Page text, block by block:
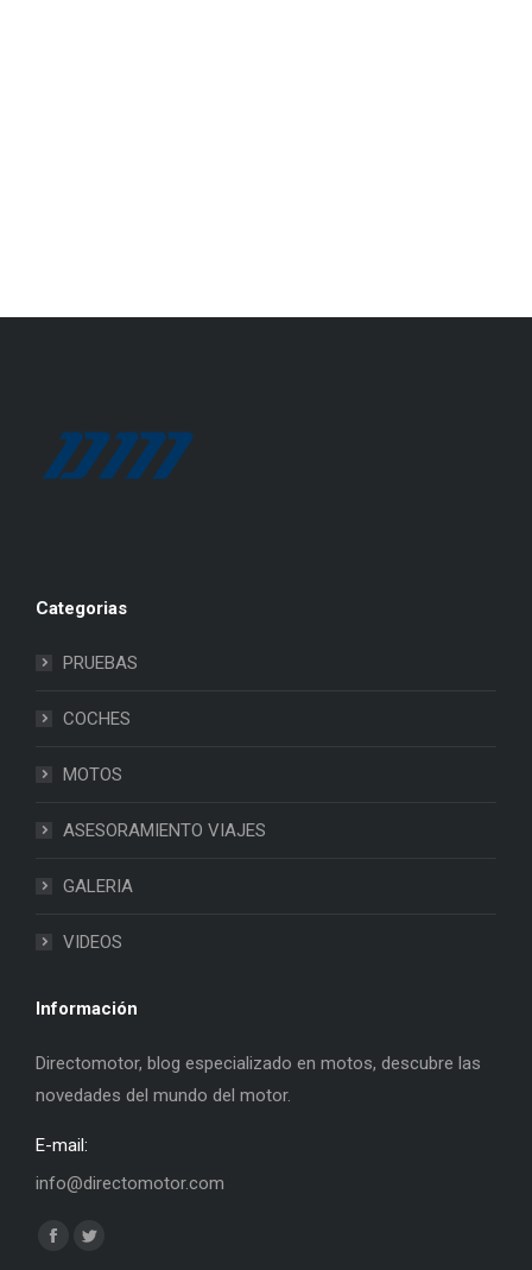
Categorias
PRUEBAS
COCHES
MOTOS
ASESORAMIENTO VIAJES
GALERIA
VIDEOS
Información
Directomotor, blog especializado en motos, descubre las
novedades del mundo del motor.
E-mail:
info@directomotor.com
Find us on:
Facebook
Twitter